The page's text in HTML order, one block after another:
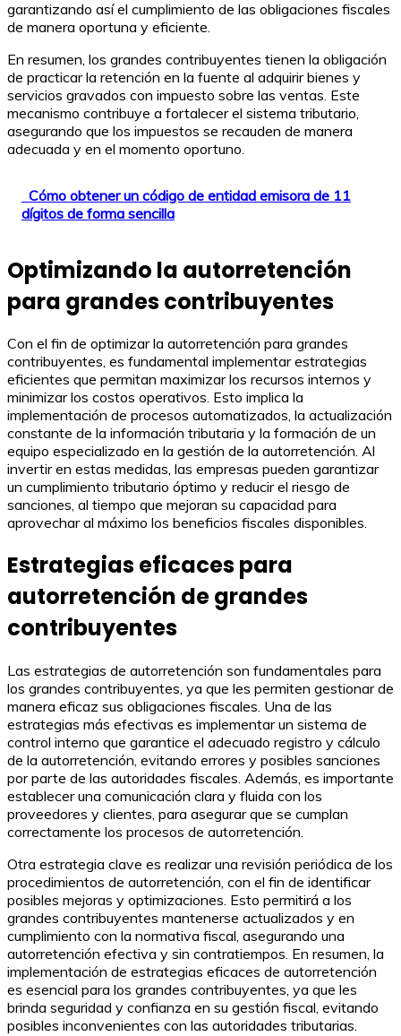
garantizando así el cumplimiento de las obligaciones fiscales
de manera oportuna y eficiente.
En resumen, los grandes contribuyentes tienen la obligación
de practicar la retención en la fuente al adquirir bienes y
servicios gravados con impuesto sobre las ventas. Este
mecanismo contribuye a fortalecer el sistema tributario,
asegurando que los impuestos se recauden de manera
adecuada y en el momento oportuno.
Cómo obtener un código de entidad emisora de 11
dígitos de forma sencilla
Optimizando la autorretención
para grandes contribuyentes
Con el fin de optimizar la autorretención para grandes
contribuyentes, es fundamental implementar estrategias
eficientes que permitan maximizar los recursos internos y
minimizar los costos operativos. Esto implica la
implementación de procesos automatizados, la actualización
constante de la información tributaria y la formación de un
equipo especializado en la gestión de la autorretención. Al
invertir en estas medidas, las empresas pueden garantizar
un cumplimiento tributario óptimo y reducir el riesgo de
sanciones, al tiempo que mejoran su capacidad para
aprovechar al máximo los beneficios fiscales disponibles.
Estrategias eficaces para
autorretención de grandes
contribuyentes
Las estrategias de autorretención son fundamentales para
los grandes contribuyentes, ya que les permiten gestionar de
manera eficaz sus obligaciones fiscales. Una de las
estrategias más efectivas es implementar un sistema de
control interno que garantice el adecuado registro y cálculo
de la autorretención, evitando errores y posibles sanciones
por parte de las autoridades fiscales. Además, es importante
establecer una comunicación clara y fluida con los
proveedores y clientes, para asegurar que se cumplan
correctamente los procesos de autorretención.
Otra estrategia clave es realizar una revisión periódica de los
procedimientos de autorretención, con el fin de identificar
posibles mejoras y optimizaciones. Esto permitirá a los
grandes contribuyentes mantenerse actualizados y en
cumplimiento con la normativa fiscal, asegurando una
autorretención efectiva y sin contratiempos. En resumen, la
implementación de estrategias eficaces de autorretención
es esencial para los grandes contribuyentes, ya que les
brinda seguridad y confianza en su gestión fiscal, evitando
posibles inconvenientes con las autoridades tributarias.